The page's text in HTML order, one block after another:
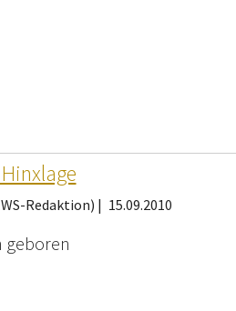
Redaktion) | 15.09.2010
geboren